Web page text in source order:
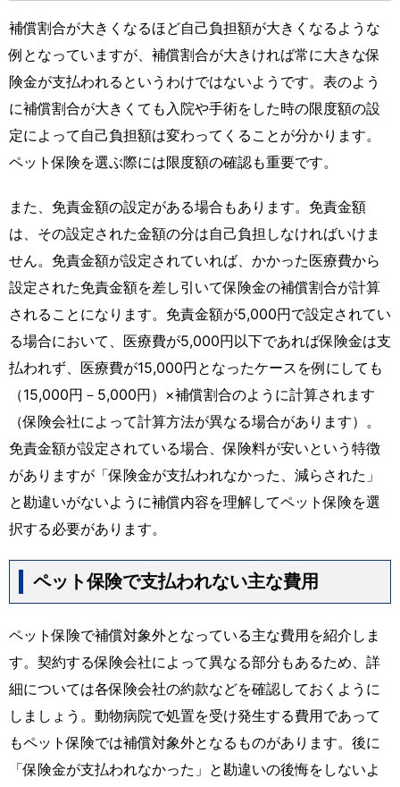
補償割合が大きくなるほど自己負担額が大きくなるような
例となっていますが、補償割合が大きければ常に大きな保
険金が支払われるというわけではないようです。表のよう
に補償割合が大きくても入院や手術をした時の限度額の設
定によって自己負担額は変わってくることが分かります。
ペット保険を選ぶ際には限度額の確認も重要です。
また、免責金額の設定がある場合もあります。免責金額
は、その設定された金額の分は自己負担しなければいけま
せん。免責金額が設定されていれば、かかった医療費から
設定された免責金額を差し引いて保険金の補償割合が計算
されることになります。免責金額が5,000円で設定されてい
る場合において、医療費が5,000円以下であれば保険金は支
払われず、医療費が15,000円となったケースを例にしても
（15,000円－5,000円）×補償割合のように計算されます
（保険会社によって計算方法が異なる場合があります）。
免責金額が設定されている場合、保険料が安いという特徴
がありますが「保険金が支払われなかった、減らされた」
と勘違いがないように補償内容を理解してペット保険を選
択する必要があります。
ペット保険で支払われない主な費用
ペット保険で補償対象外となっている主な費用を紹介しま
す。契約する保険会社によって異なる部分もあるため、詳
細については各保険会社の約款などを確認しておくように
しましょう。動物病院で処置を受け発生する費用であって
もペット保険では補償対象外となるものがあります。後に
「保険金が支払われなかった」と勘違いの後悔をしないよ